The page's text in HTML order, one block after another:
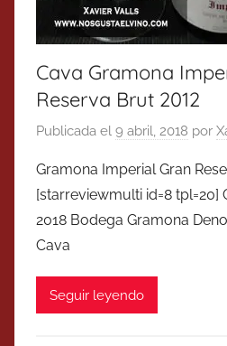
Cava Gramona
Reserva Brut 2012
Publicada el 9 abril, 2018 por
Gramona Imperial Gran
[starreviewmulti id=8 tpl=20]
2018 Bodega Gramona
Cava
Seguir leyendo